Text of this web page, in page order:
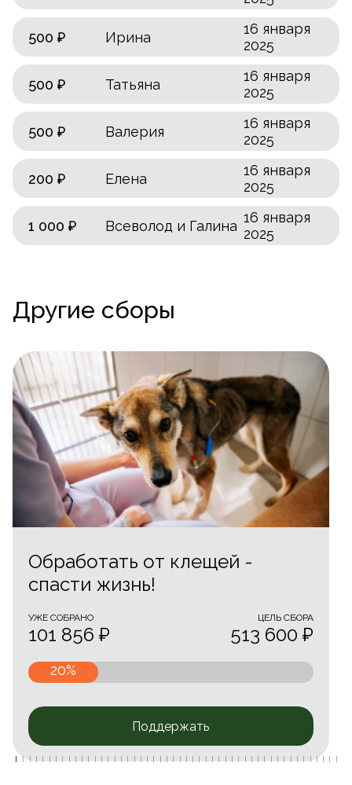
500 ₽ Ирина
16 января
2025
500 ₽ Татьяна
16 января
2025
500 ₽ Валерия
16 января
2025
200 ₽ Елена
16 января
2025
1 000 ₽ Всеволод и Галина 16 января
2025
Другие сборы
Обработать от клещей -
спасти жизнь!
20%
УЖЕ CОБРАНО
101 856 ₽
ЦЕЛЬ СБОРА
513 600 ₽
Поддержать